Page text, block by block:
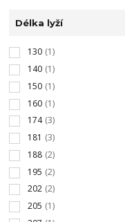
Délka lyží
130 (1)
140 (1)
150 (1)
160 (1)
174 (3)
181 (3)
188 (2)
195 (2)
202 (2)
205 (1)